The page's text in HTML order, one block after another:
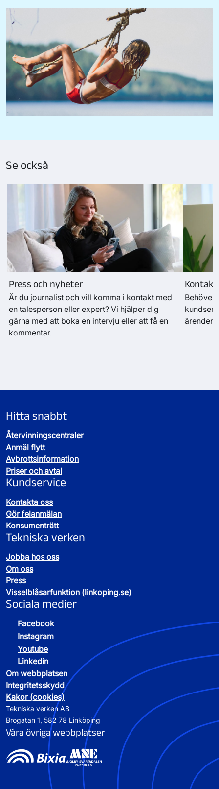
Se också
Press och nyheter
Är du journalist och vill komma i kontakt med
en talesperson eller expert? Vi hjälper dig
gärna med att boka en intervju eller att få en
kommentar.
Behöver
ärenden.
Hitta snabbt
Återvinningscentraler
Anmäl flytt
Avbrottsinformation
Priser och avtal
Kundservice
Kontakta oss
Gör felanmälan
Konsumenträtt
Tekniska verken
Jobba hos oss
Om oss
Press
Visselblåsarfunktion (linkoping.se)
Sociala medier
Facebook
Instagram
Youtube
Linkedin
Om webbplatsen
Integritetsskydd
Kakor (cookies)
Tekniska verken AB
Brogatan 1, 582 78 Linköping
Våra övriga webbplatser